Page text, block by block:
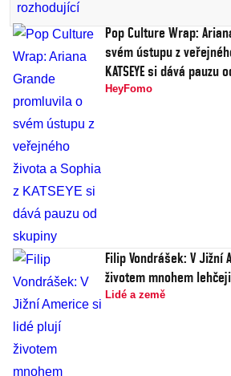
Pop Culture Wrap:
svém ústupu z
KATSEYE si dává pauzu
HeyFomo
Filip Vondrášek: V
životem mnohem
Lidé a země